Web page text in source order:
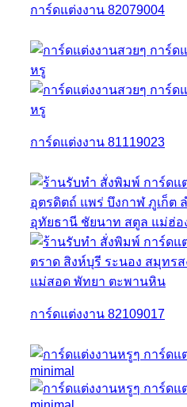
การ์ดแต่งงาน 82079004
การ์ดแต่งงาน 81119023
การ์ดแต่งงาน 82109017